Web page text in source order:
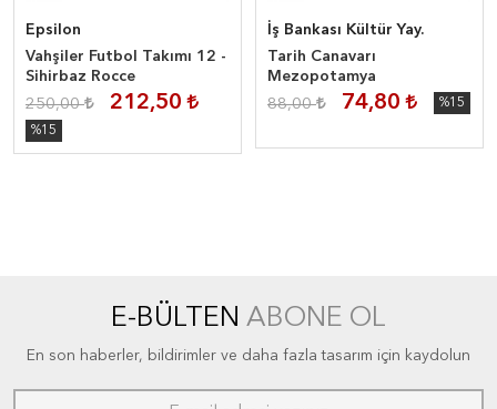
Epsilon
Vahşiler Futbol Takımı 12 -
Sihirbaz Rocce
250,00 212,50
%15
İş Bankası Kültür Yay.
Tarih Canavarı
Mezopotamya
88,00 74,80 %15
E-BÜLTEN ABONE OL
En son haberler, bildirimler ve daha fazla tasarım için kaydolun